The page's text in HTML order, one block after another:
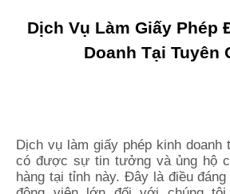
Dịch Vụ Làm Giấy Phép
Doanh Tại Tuyên
Dịch vụ làm giấy phép kinh doanh
có được sự tin tưởng và ủng hộ
hàng tại tỉnh này. Đây là điều